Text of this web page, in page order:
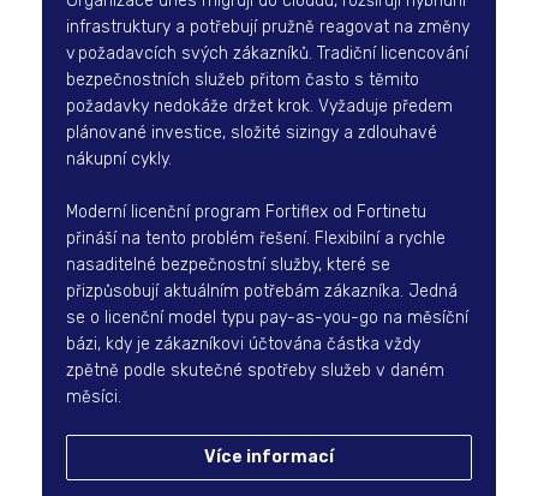
infrastruktury a potřebují pružně reagovat na změny
v požadavcích svých zákazníků. Tradiční licencování
bezpečnostních služeb přitom často s těmito
požadavky nedokáže držet krok. Vyžaduje předem
plánované investice, složité sizingy a zdlouhavé
nákupní cykly.
Moderní licenční program Fortiflex od Fortinetu
přináší na tento problém řešení. Flexibilní a rychle
nasaditelné bezpečnostní služby, které se
přizpůsobují aktuálním potřebám zákazníka. Jedná
se o licenční model typu pay-as-you-go na měsíční
bázi, kdy je zákazníkovi účtována částka vždy
zpětně podle skutečné spotřeby služeb v daném
měsíci.
Více informací